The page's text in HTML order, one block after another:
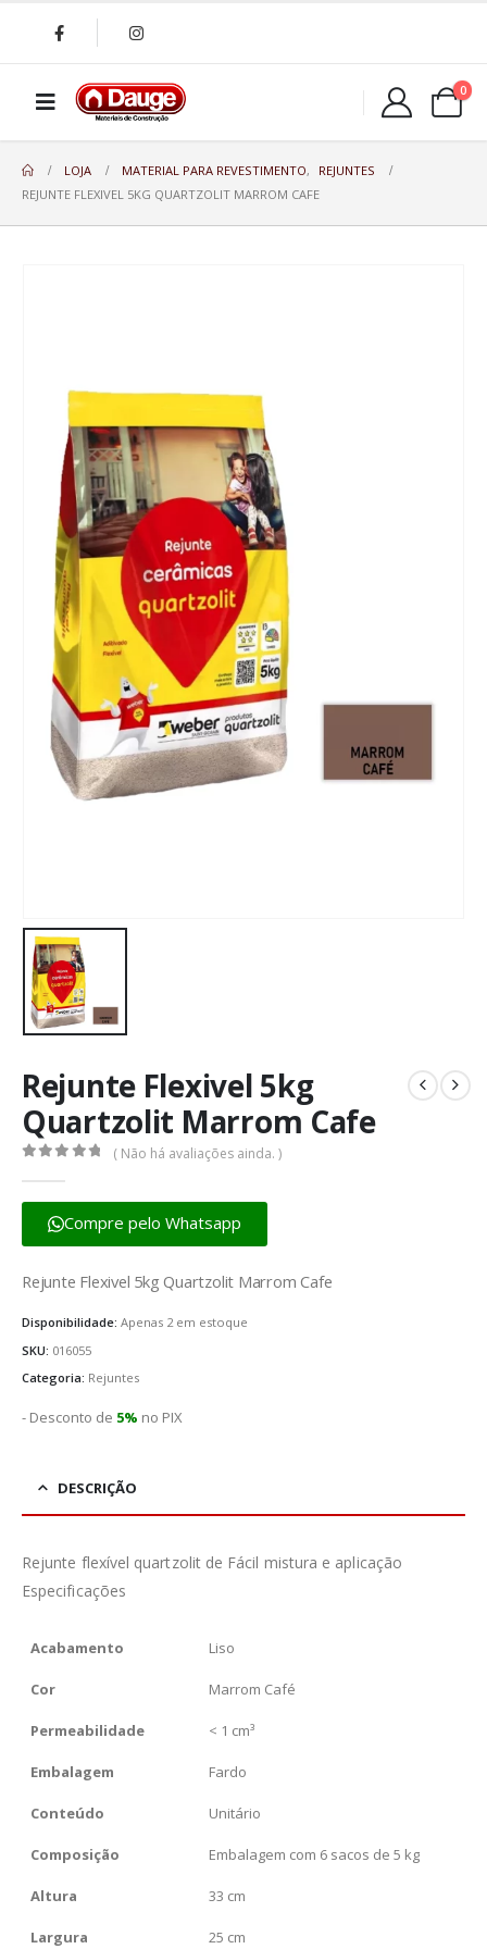
0
LOJA MATERIAL PARA REVESTIMENTO,
REJUNTES
REJUNTE FLEXIVEL 5KG QUARTZOLIT MARROM CAFE
Rejunte Flexivel 5kg
Quartzolit Marrom Cafe
( Não há avaliações ainda. )
Compre pelo Whatsapp
Rejunte Flexivel 5kg Quartzolit Marrom Cafe
Disponibilidade: Apenas 2 em estoque
SKU: 016055
Categoria: Rejuntes
- Desconto de 5% no PIX
DESCRIÇÃO
Rejunte flexível quartzolit de Fácil mistura e aplicação
Especificações
Acabamento Liso
Cor Marrom Café
Permeabilidade < 1 cm³
Embalagem Fardo
Conteúdo Unitário
Composição Embalagem com 6 sacos de 5 kg
Altura 33 cm
Largura 25 cm